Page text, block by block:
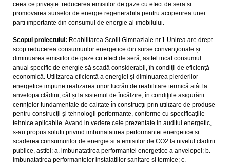
ceea ce privește: reducerea emisiilor de gaze cu efect de sera si
promovarea surselor de energie regenerabila pentru acoperirea unei
parti importante din consumul de energie al imobilului.
Scopul proiectului: Reabilitarea Scolii Gimnaziale nr.1 Unirea are drept
scop reducerea consumurilor energetice din surse convenţionale și
diminuarea emisiilor de gaze cu efect de seră, astfel incat consumul
anual specific de energie să scadă considerabil, în condiţii de eficiență
economică. Utilizarea eficientă a energiei și diminuarea pierderilor
energetice impune realizarea unor lucrări de reabilitare termică atât la
anvelopa clădirii, cât și la sistemul de încălzire, în condiţiile asigurării
cerințelor fundamentale de calitate în construcţii prin utilizare de produse
pentru construcţii și tehnologii performante, conforme cu specificaţiile
tehnice aplicabile. Avand in vedere cele prezentate in auditul energetic,
s-au propus solutii privind imbunatatirea performantei energetice si
scaderea consumurilor de energie si a emisiilor de CO2 la nivelul cladirii
publice, astfel: a. imbunatatirea performantei energetice a anvelopei; b.
imbunatatirea performantelor instalatiilor sanitare si termice; c.